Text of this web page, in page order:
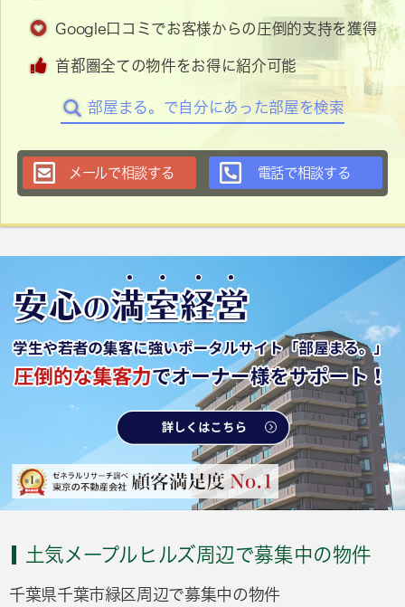
Google口コミでお客様からの圧倒的支持を獲得
首都圏全ての物件をお得に紹介可能
部屋まる。で自分にあった部屋を検索
メールで相談する 電話で相談する
土気メープルヒルズ周辺で募集中の物件
千葉県千葉市緑区周辺で募集中の物件